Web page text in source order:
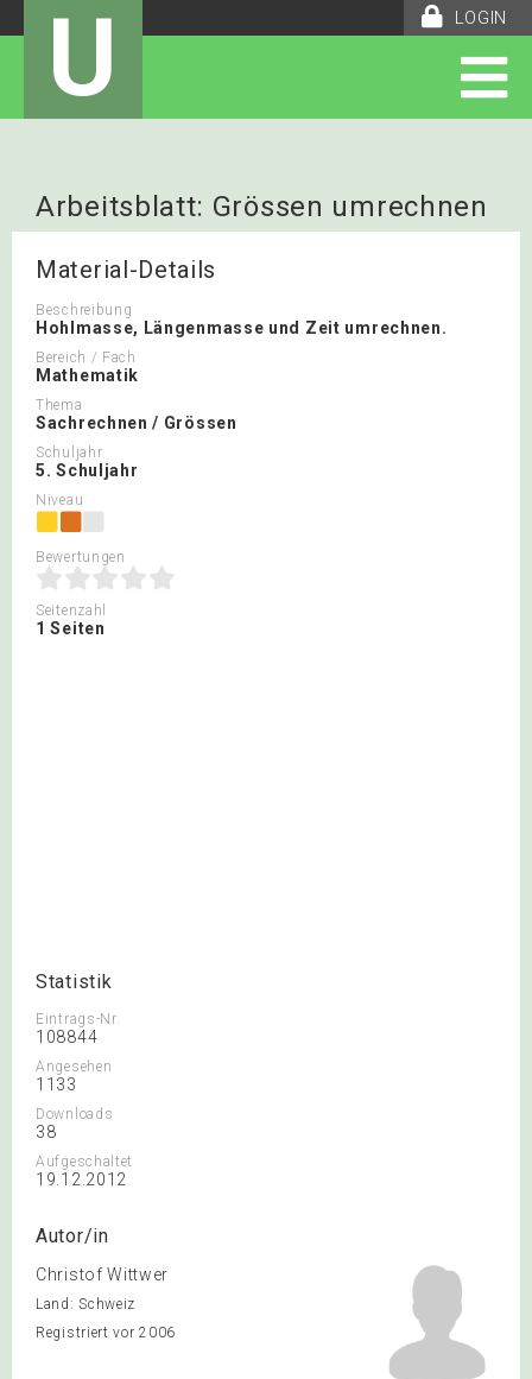
LOGIN
U
Arbeitsblatt: Grössen umrechnen
Material-Details
Beschreibung
Hohlmasse, Längenmasse und Zeit umrechnen.
Bereich / Fach
Mathematik
Thema
Sachrechnen / Grössen
Schuljahr
5. Schuljahr
Niveau
Bewertungen
Seitenzahl
1 Seiten
Statistik
Eintrags-Nr.
108844
Angesehen
1133
Downloads
38
Aufgeschaltet
19.12.2012
Autor/in
Christof Wittwer
Land: Schweiz
Registriert vor 2006